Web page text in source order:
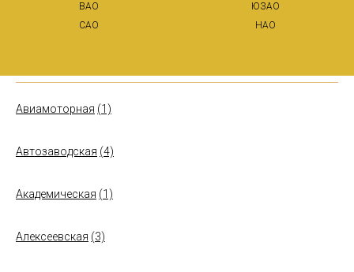
ВАО
САО
ЮЗАО
НАО
Авиамоторная (1)
Автозаводская (4)
Академическая (1)
Алексеевская (3)